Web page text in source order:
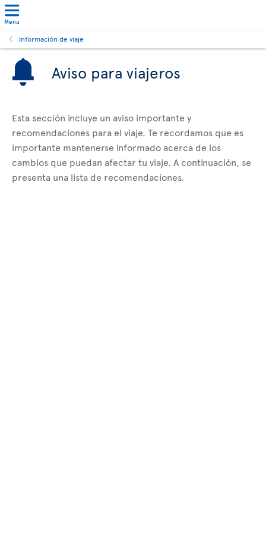
Menu
Información de viaje
Aviso para viajeros
Esta sección incluye un aviso importante y
recomendaciones para el viaje. Te recordamos que es
importante mantenerse informado acerca de los
cambios que puedan afectar tu viaje. A continuación, se
presenta una lista de recomendaciones.